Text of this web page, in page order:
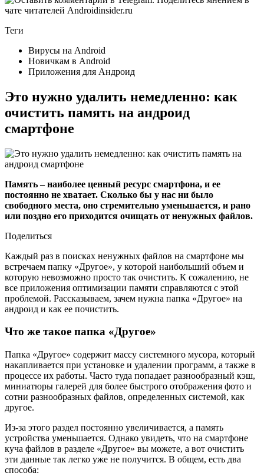
Теги
Вирусы на Android
Новичкам в Android
Приложения для Андроид
Это нужно удалить немедленно: как
очистить память на андроид
смартфоне
Память – наиболее ценный ресурс смартфона, и ее
постоянно не хватает. Сколько бы у нас ни было
свободного места, оно стремительно уменьшается, и рано
или поздно его приходится очищать от ненужных файлов.
Поделиться
Каждый раз в поисках ненужных файлов на смартфоне мы
встречаем папку «Другое», у которой наибольший объем и
которую невозможно просто так очистить. К сожалению, не
все приложения оптимизации памяти справляются с этой
проблемой. Рассказываем, зачем нужна папка «Другое» на
андроид и как ее почистить.
Что же такое папка «Другое»
Папка «Другое» содержит массу системного мусора, который
накапливается при установке и удалении программ, а также в
процессе их работы. Часто туда попадает разнообразный кэш,
миниатюры галерей для более быстрого отображения фото и
сотни разнообразных файлов, определенных системой, как
другое.
Из-за этого раздел постоянно увеличивается, а память
устройства уменьшается. Однако увидеть, что на смартфоне
куча файлов в разделе «Другое» вы можете, а вот очистить
эти данные так легко уже не получится. В общем, есть два
способа: